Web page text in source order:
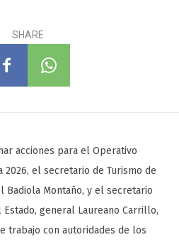
SHARE
acciones para el Operativo
2026, el secretario de Turismo de
Badiola Montaño, y el secretario
Estado, general Laureano Carrillo,
trabajo con autoridades de los